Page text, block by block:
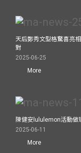
天后鄭秀文型格驚喜亮
對
2025-06-25
More
陳健安lululemon活動做
2025-06-11
More